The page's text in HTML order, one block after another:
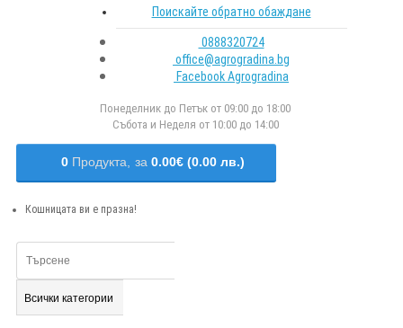
Поискайте обратно обаждане
0888320724
office@agrogradina.bg
Facebook Agrogradina
Понеделник до Петък от 09:00 до 18:00
Събота и Неделя от 10:00 до 14:00
0 Продукта, за 0.00€ (0.00 лв.)
Кошницата ви е празна!
Всички категории